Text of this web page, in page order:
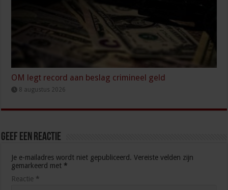
OM legt record aan beslag crimineel geld
8 augustus 2026
Geef een reactie
Je e-mailadres wordt niet gepubliceerd. Vereiste velden zijn
gemarkeerd met *
Reactie *